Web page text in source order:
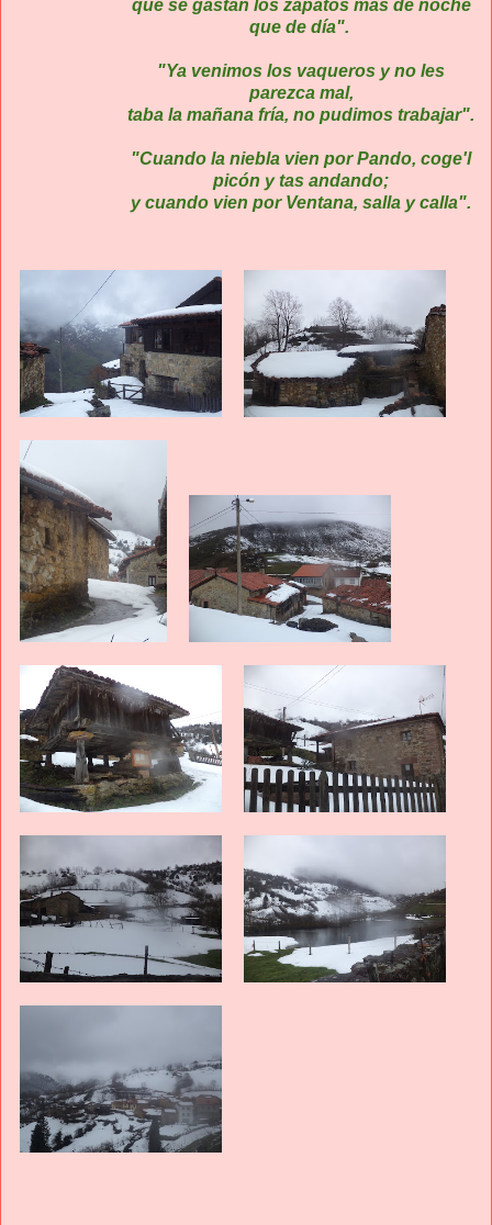
que se gastan los zapatos más de noche
que de día".
"Ya venimos los vaqueros y no les
parezca mal,
taba la mañana fría, no pudimos trabajar".
"Cuando la niebla vien por Pando, coge'l
picón y tas andando;
y cuando vien por Ventana, salla y calla".